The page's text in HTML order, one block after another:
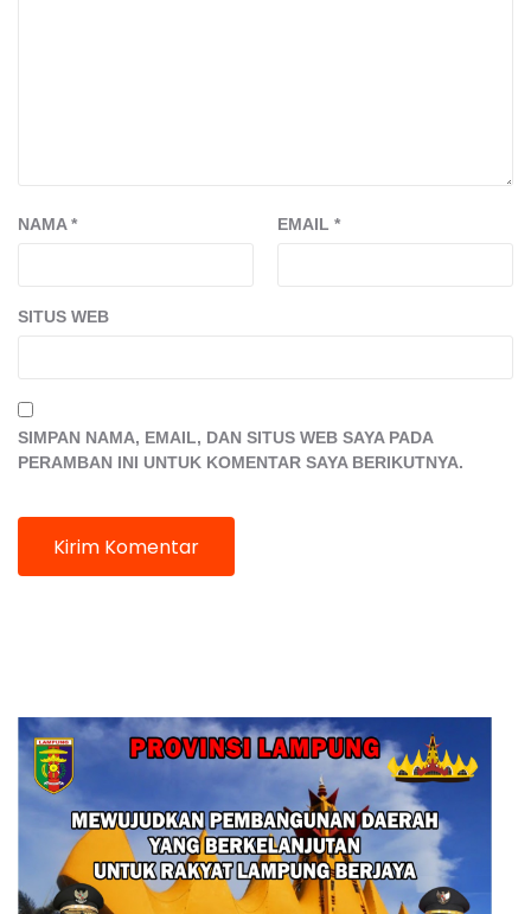
NAMA* EMAIL *
SITUS WEB
SIMPAN NAMA, EMAIL, DAN SITUS WEB SAYA PADA
PERAMBAN INI UNTUK KOMENTAR SAYA BERIKUTNYA.